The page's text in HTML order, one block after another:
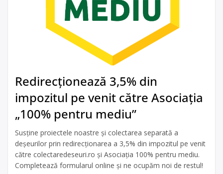
Redirecționează 3,5% din
impozitul pe venit către Asociația
„100% pentru mediu”
Susține proiectele noastre și colectarea separată a
deșeurilor prin redirecționarea a 3,5% din impozitul pe venit
către colectaredeseuri.ro și Asociația 100% pentru mediu.
Completează formularul online și ne ocupăm noi de restul!